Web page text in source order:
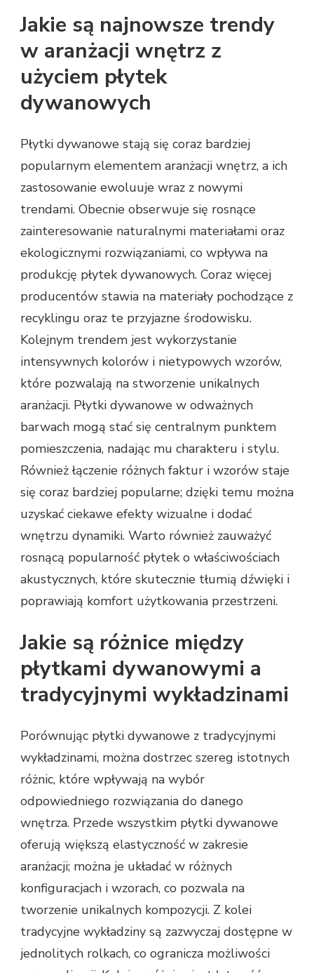
Jakie są najnowsze trendy
w aranżacji wnętrz z
użyciem płytek
dywanowych
Płytki dywanowe stają się coraz bardziej
popularnym elementem aranżacji wnętrz, a ich
zastosowanie ewoluuje wraz z nowymi
trendami. Obecnie obserwuje się rosnące
zainteresowanie naturalnymi materiałami oraz
ekologicznymi rozwiązaniami, co wpływa na
produkcję płytek dywanowych. Coraz więcej
producentów stawia na materiały pochodzące z
recyklingu oraz te przyjazne środowisku.
Kolejnym trendem jest wykorzystanie
intensywnych kolorów i nietypowych wzorów,
które pozwalają na stworzenie unikalnych
aranżacji. Płytki dywanowe w odważnych
barwach mogą stać się centralnym punktem
pomieszczenia, nadając mu charakteru i stylu.
Również łączenie różnych faktur i wzorów staje
się coraz bardziej popularne; dzięki temu można
uzyskać ciekawe efekty wizualne i dodać
wnętrzu dynamiki. Warto również zauważyć
rosnącą popularność płytek o właściwościach
akustycznych, które skutecznie tłumią dźwięki i
poprawiają komfort użytkowania przestrzeni.
Jakie są różnice między
płytkami dywanowymi a
tradycyjnymi wykładzinami
Porównując płytki dywanowe z tradycyjnymi
wykładzinami, można dostrzec szereg istotnych
różnic, które wpływają na wybór
odpowiedniego rozwiązania do danego
wnętrza. Przede wszystkim płytki dywanowe
oferują większą elastyczność w zakresie
aranżacji; można je układać w różnych
konfiguracjach i wzorach, co pozwala na
tworzenie unikalnych kompozycji. Z kolei
tradycyjne wykładziny są zazwyczaj dostępne w
jednolitych rolkach, co ogranicza możliwości